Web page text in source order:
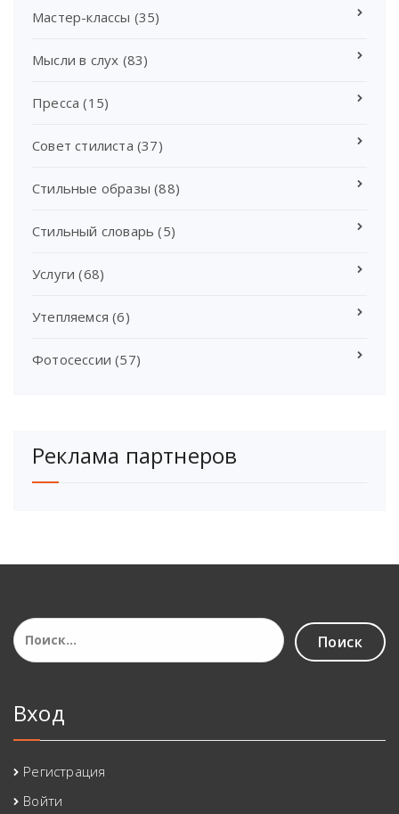
Мастер-классы (35)
Мысли в слух (83)
Пресса (15)
Совет стилиста (37)
Стильные образы (88)
Стильный словарь (5)
Услуги (68)
Утепляемся (6)
Фотосессии (57)
Реклама партнеров
Найти:
Вход
Регистрация
Войти